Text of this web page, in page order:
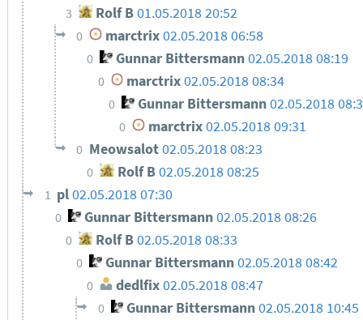
3 Rolf B 01.05.2018 20:52
0 marctrix02.05.2018 06:58
0 Gunnar Bittersmann02.05.2018 08:19
0 marctrix02.05.2018 08:34
0 Gunnar Bittersmann 02.05.2018
0 marctrix02.05.2018 09:31
0 Meowsalot02.05.2018 08:23
0 Rolf B02.05.2018 08:25
1 pl02.05.2018 07:30
0 Gunnar Bittersmann 02.05.2018 08:26
0 Rolf B 02.05.2018 08:33
0 Gunnar Bittersmann02.05.2018 08:42
0 dedlfix02.05.2018 08:47
0 Gunnar Bittersmann02.05.2018 10:45